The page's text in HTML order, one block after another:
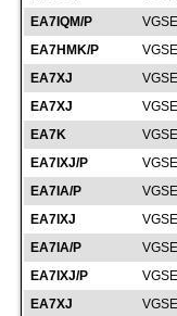
EA7IQM/P
EA7HMK/P
EA7XJ
EA7XJ
EA7K
EA7IXJ/P
EA7IA/P
EA7IXJ
EA7IA/P
EA7IXJ/P
EA7XJ